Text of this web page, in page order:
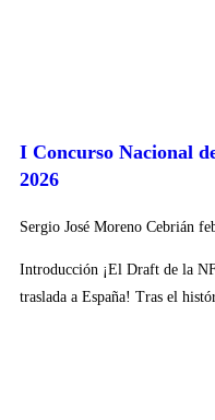
I Concurso Nacional
2026
Sergio José Moreno Cebrián
Introducción ¡El Draft de la
traslada a España! Tras el